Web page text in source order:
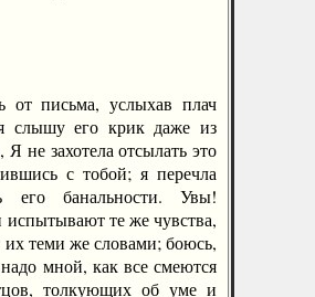
письма, услыхав плач
слышу его крик даже из
Я не захотела отсылать это
с тобой; я перечла
его банальности. Увы!
испытывают те же чувства,
теми же словами; боюсь,
мной, как все смеются
толкующих об уме и